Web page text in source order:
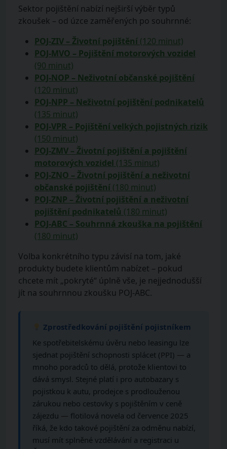
Sektor pojištění nabízí nejširší výběr typů
zkoušek – od úzce zaměřených po souhrnné:
POJ-ZIV – Životní pojištění (120 minut)
POJ-MVO – Pojištění motorových vozidel
(90 minut)
POJ-NOP – Neživotní občanské pojištění
(120 minut)
POJ-NPP – Neživotní pojištění podnikatelů
(135 minut)
POJ-VPR – Pojištění velkých pojistných rizik
(150 minut)
POJ-ZMV – Životní pojištění a pojištění
motorových vozidel (135 minut)
POJ-ZNO – Životní pojištění a neživotní
občanské pojištění (180 minut)
POJ-ZNP – Životní pojištění a neživotní
pojištění podnikatelů (180 minut)
POJ-ABC – Souhrnná zkouška na pojištění
(180 minut)
Volba konkrétního typu závisí na tom, jaké
produkty budete klientům nabízet – pokud
chcete mít „pokryté“ úplně vše, je nejjednodušší
jít na souhrnnou zkoušku POJ-ABC.
Zprostředkování pojištění pojistníkem
Ke spotřebitelskému úvěru nebo leasingu lze
sjednat pojištění schopnosti splácet (PPI) — a
mnoho poradců to dělá, protože klientovi to
dává smysl. Stejné platí i pro autobazary s
pojistkou k autu, prodejce s prodlouženou
zárukou nebo cestovky s pojištěním v ceně
zájezdu — flotilová novela od července 2025
říká, že kdo takové pojištění za odměnu nabízí,
musí mít splněné vzdělávání a registraci u